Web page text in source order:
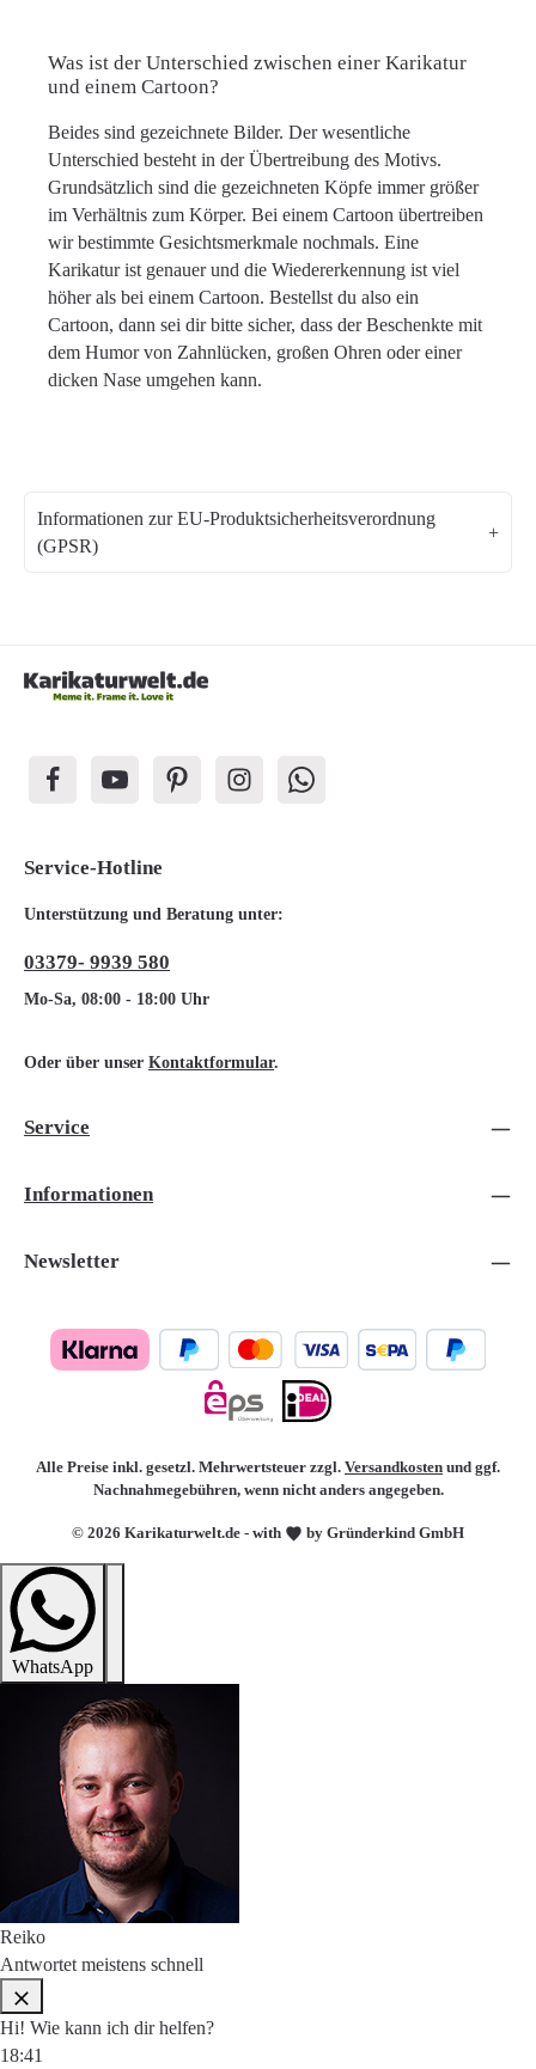
Was ist der Unterschied zwischen einer Karikatur
und einem Cartoon?
Beides sind gezeichnete Bilder. Der wesentliche
Unterschied besteht in der Übertreibung des Motivs.
Grundsätzlich sind die gezeichneten Köpfe immer größer
im Verhältnis zum Körper. Bei einem Cartoon übertreiben
wir bestimmte Gesichtsmerkmale nochmals. Eine
Karikatur ist genauer und die Wiedererkennung ist viel
höher als bei einem Cartoon. Bestellst du also ein
Cartoon, dann sei dir bitte sicher, dass der Beschenkte mit
dem Humor von Zahnlücken, großen Ohren oder einer
dicken Nase umgehen kann.
Informationen zur EU-Produktsicherheitsverordnung
(GPSR)
Service-Hotline
Unterstützung und Beratung unter:
03379- 9939 580
Mo-Sa, 08:00 - 18:00 Uhr
Oder über unser Kontaktformular.
Service
Informationen
Newsletter
© 2026 Karikaturwelt.de - with by Gründerkind GmbH
Alle Preise inkl. gesetzl. Mehrwertsteuer zzgl. Versandkosten und ggf.
Nachnahmegebühren, wenn nicht anders angegeben.
WhatsApp
Reiko
Antwortet meistens schnell
Hi! Wie kann ich dir helfen?
18:41